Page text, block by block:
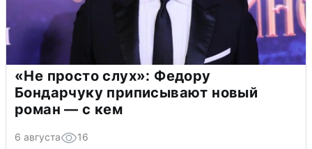
«Не просто слух»: Федору
Бондарчуку приписывают новый
роман — с кем
6 августа 16